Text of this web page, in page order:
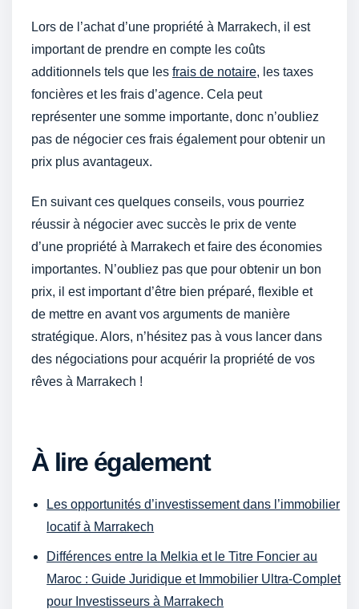
Lors de l’achat d’une propriété à Marrakech, il est
important de prendre en compte les coûts
additionnels tels que les frais de notaire, les taxes
foncières et les frais d’agence. Cela peut
représenter une somme importante, donc n’oubliez
pas de négocier ces frais également pour obtenir un
prix plus avantageux.
En suivant ces quelques conseils, vous pourriez
réussir à négocier avec succès le prix de vente
d’une propriété à Marrakech et faire des économies
importantes. N’oubliez pas que pour obtenir un bon
prix, il est important d’être bien préparé, flexible et
de mettre en avant vos arguments de manière
stratégique. Alors, n’hésitez pas à vous lancer dans
des négociations pour acquérir la propriété de vos
rêves à Marrakech !
À lire également
Les opportunités d’investissement dans l’immobilier
locatif à Marrakech
Différences entre la Melkia et le Titre Foncier au
Maroc : Guide Juridique et Immobilier Ultra-Complet
pour Investisseurs à Marrakech